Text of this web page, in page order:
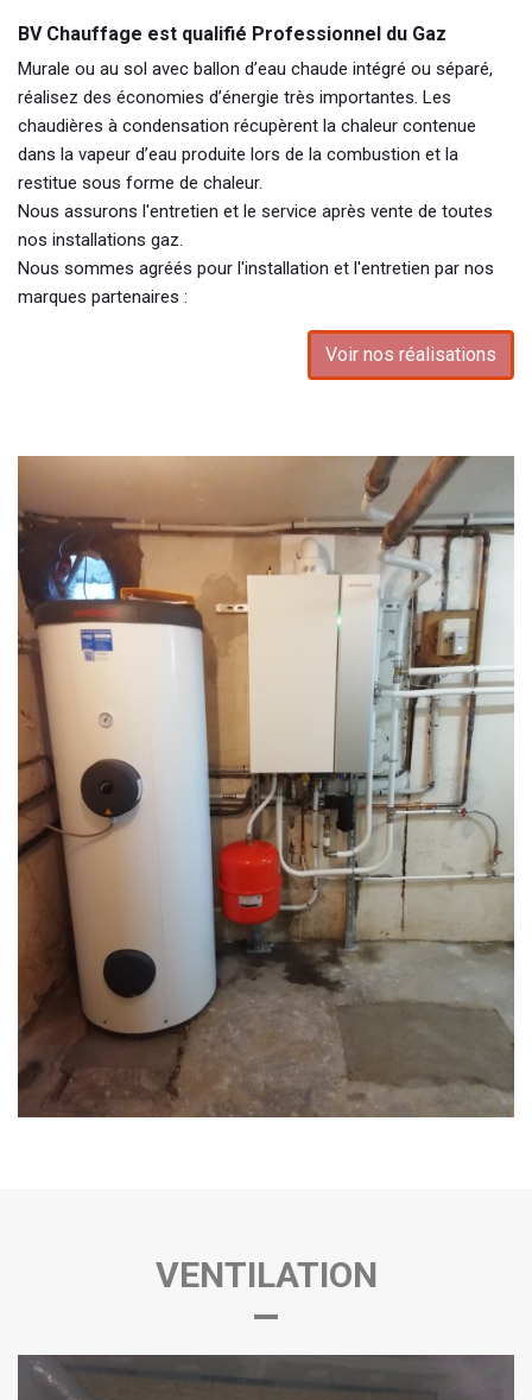
BV Chauffage est qualifié Professionnel du Gaz
Murale ou au sol avec ballon d’eau chaude intégré ou séparé,
réalisez des économies d’énergie très importantes. Les
chaudières à condensation récupèrent la chaleur contenue
dans la vapeur d’eau produite lors de la combustion et la
restitue sous forme de chaleur.
Nous assurons l'entretien et le service après vente de toutes
nos installations gaz.
Nous sommes agréés pour l'installation et l'entretien par nos
marques partenaires :
Voir nos réalisations
VENTILATION